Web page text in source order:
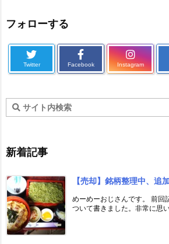
フォローする
Twitter Facebook Instagram
新着記事
【売却】銘柄整理中、追
めーめーおじさんです。 前回
ついて書きました。非常に思